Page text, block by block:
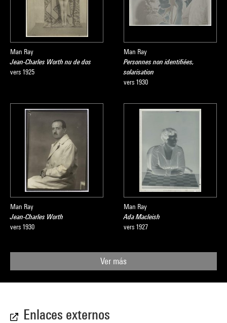
Man Ray
Jean-Charles Worth nu de dos
vers 1925
Man Ray
Personnes non identifiées,
solarisation
vers 1930
Man Ray
Jean-Charles Worth
vers 1930
Man Ray
Ada Macleish
vers 1927
Ver más
Enlaces externos